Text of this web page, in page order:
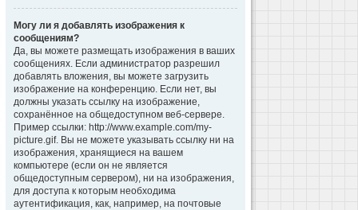
Могу ли я добавлять изображения к
сообщениям?
Да, вы можете размещать изображения в ваших
сообщениях. Если администратор разрешил
добавлять вложения, вы можете загрузить
изображение на конференцию. Если нет, вы
должны указать ссылку на изображение,
сохранённое на общедоступном веб-сервере.
Пример ссылки: http://www.example.com/my-
picture.gif. Вы не можете указывать ссылку ни на
изображения, хранящиеся на вашем
компьютере (если он не является
общедоступным сервером), ни на изображения,
для доступа к которым необходима
аутентификация, как, например, на почтовые